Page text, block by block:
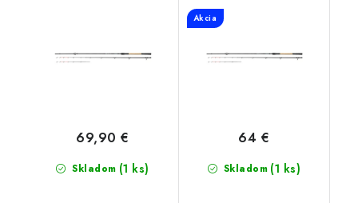
Skladom (1 ks)
69,90 €
Akcia
Skladom (1 ks)
64 €